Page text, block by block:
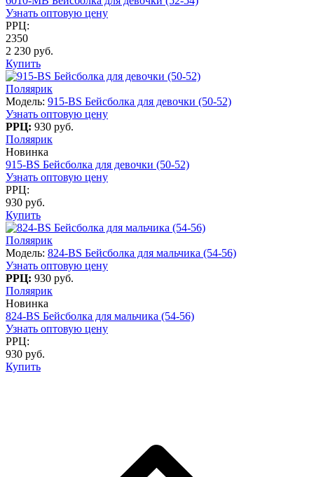
Узнать оптовую цену
РРЦ:
2350
2 230 руб.
Купить
Поляярик
Модель: 915-BS Бейсболка для девочки (50-52)
Узнать оптовую цену
РРЦ: 930 руб.
Поляярик
Новинка
915-BS Бейсболка для девочки (50-52)
Узнать оптовую цену
РРЦ:
930 руб.
Купить
Поляярик
Модель: 824-BS Бейсболка для мальчика (54-56)
Узнать оптовую цену
РРЦ: 930 руб.
Поляярик
Новинка
824-BS Бейсболка для мальчика (54-56)
Узнать оптовую цену
РРЦ:
930 руб.
Купить